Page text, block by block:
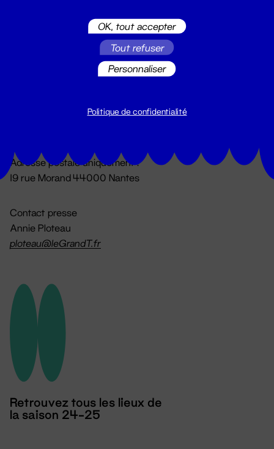
Du lundi au vendredi 14h → 18h
Adresse postale uniquement :
19 rue Morand 44000 Nantes
Contact presse
Annie Ploteau
ploteau@leGrandT.fr
Retrouvez tous les lieux de
la saison 24-25
OK, tout accepter
Tout refuser
Personnaliser
Politique de confidentialité